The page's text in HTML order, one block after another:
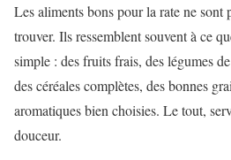
Les aliments bons pour la rate ne sont
trouver. Ils ressemblent souvent à ce
simple : des fruits frais, des légumes
des céréales complètes, des bonnes
aromatiques bien choisies. Le tout,
douceur.